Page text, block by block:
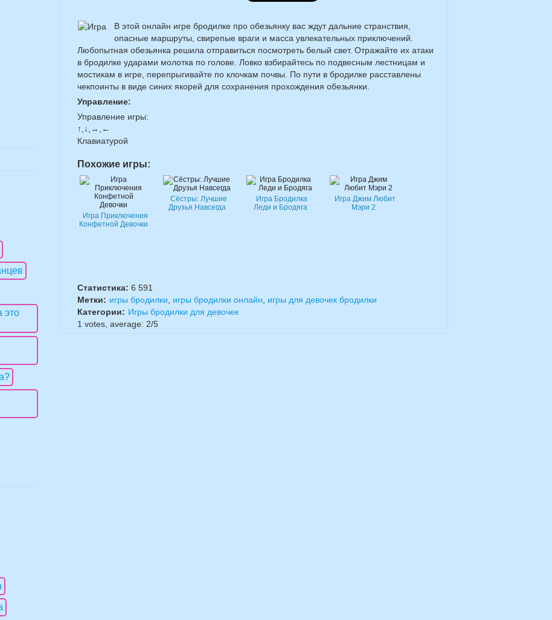
В этой онлайн игре бродилке про обезьянку вас ждут дальние странствия,
опасные маршруты, свирепые враги и масса увлекательных приключений.
Любопытная обезьянка решила отправиться посмотреть белый свет. Отражайте их атаки
в бродилке ударами молотка по голове. Ловко взбирайтесь по подвесным лестницам и
мостикам в игре, перепрыгивайте по клочкам почвы. По пути в бродилке расставлены
чекпоинты в виде синих якорей для сохранения прохождения обезьянки.
Управление:
Управление игры:
↑,↓,→,←
Клавиатурой
Похожие игры:
Игра Приключения
Конфетной Девочки
Сёстры: Лучшие
Друзья Навсегда
Игра Бродилка
Леди и Бродяга
Игра Джим Любит
Мэри 2
Статистика: 6 591
Метки: игры бродилки игры бродилки онлайн
игры для девочек бродилки
Категории: Игры бродилки для девочек
1 votes, average: 2/5